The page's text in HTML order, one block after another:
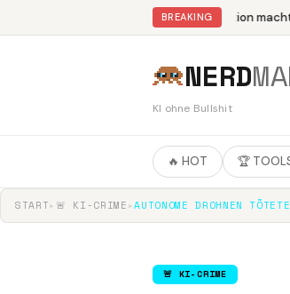
BREAKING
Abliteration macht
NERD
KI ohne Bullshit
🔥 HOT 🏆
START▸ 🚨 KI-CRIME▸AUTONOME DROHNEN
🚨 KI-CRIME